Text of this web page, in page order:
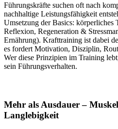
Führungskräfte suchen oft nach
nachhaltige Leistungsfähigkeit
Umsetzung der Basics:
Reflexion, Regeneration &
Ernährung). Krafttraining ist dabei
es fordert Motivation, Disziplin,
Wer diese Prinzipien im Training
sein Führungsverhalten.
Mehr als Ausdauer –
Langlebigkeit